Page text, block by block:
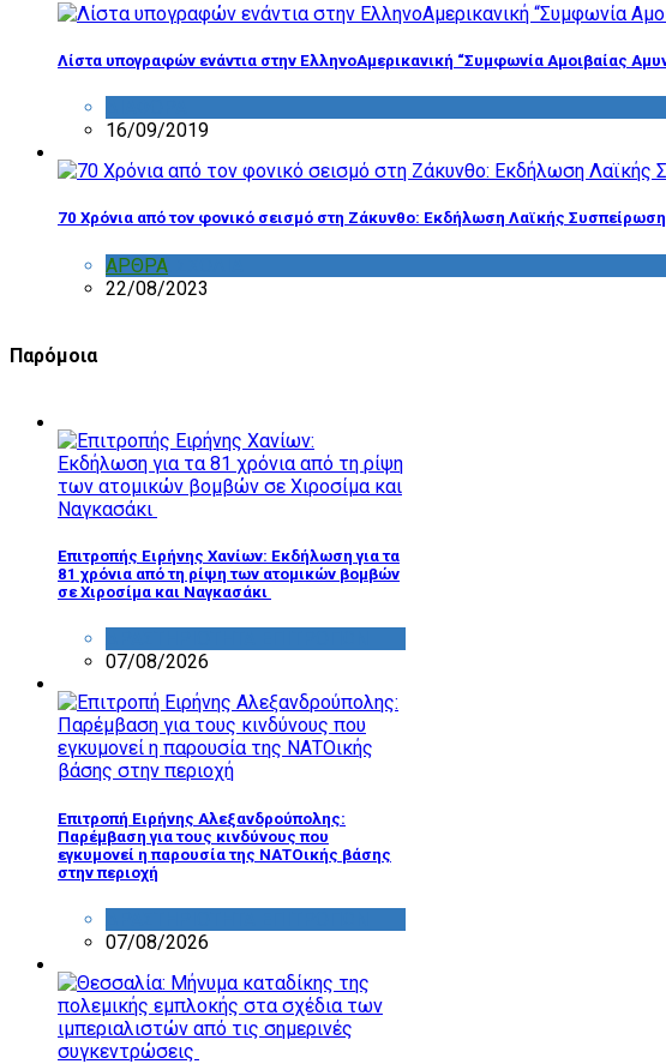
Λίστα υπογραφών ενάντια στην ΕλληνοΑμερικανική “Συμφωνία Αμοιβαίας
16/09/2019
70 Χρόνια από τον φονικό σεισμό στη Ζάκυνθο: Εκδήλωση Λαϊκής
ΑΡΘΡΑ
22/08/2023
Παρόμοια
Επιτροπής Ειρήνης Χανίων: Εκδήλωση για τα
81 χρόνια από τη ρίψη των ατομικών βομβών
σε Χιροσίμα και Ναγκασάκι
07/08/2026
Επιτροπή Ειρήνης Αλεξανδρούπολης:
Παρέμβαση για τους κινδύνους που
εγκυμονεί η παρουσία της ΝΑΤΟικής βάσης
στην περιοχή
07/08/2026